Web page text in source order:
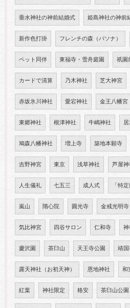
垂水神社の神前結婚式 姫島神社の神前
新作色打掛 フレンチの森（パソナ）
ペット同伴 東福寺・雪舟庭園 祇園
カードで清算 乃木神社 芝大神宮
赤坂氷川神社 愛宕神社 金王八幡宮
東郷神社 根津神社 牛嶋神社
鳩森八幡神社 増上寺 築地本願寺
吉野神宮 東京 浅草神社 芦屋神
人生儀礼 七五三 成人式 「特
嵐山 隋心院 圓光寺 金戒光明寺
気比神宮 四谷サロン 仁和寺 神
慶沢園 茶臼山 天王寺公園 靖国
露天神社（お初天神） 恩地神社 和
紅葉 神社限定 格安 茶臼山公園